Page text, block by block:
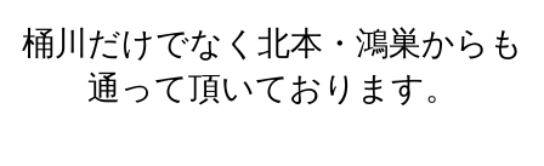
桶川だけでなく北本・鴻巣からも
通って頂いております。